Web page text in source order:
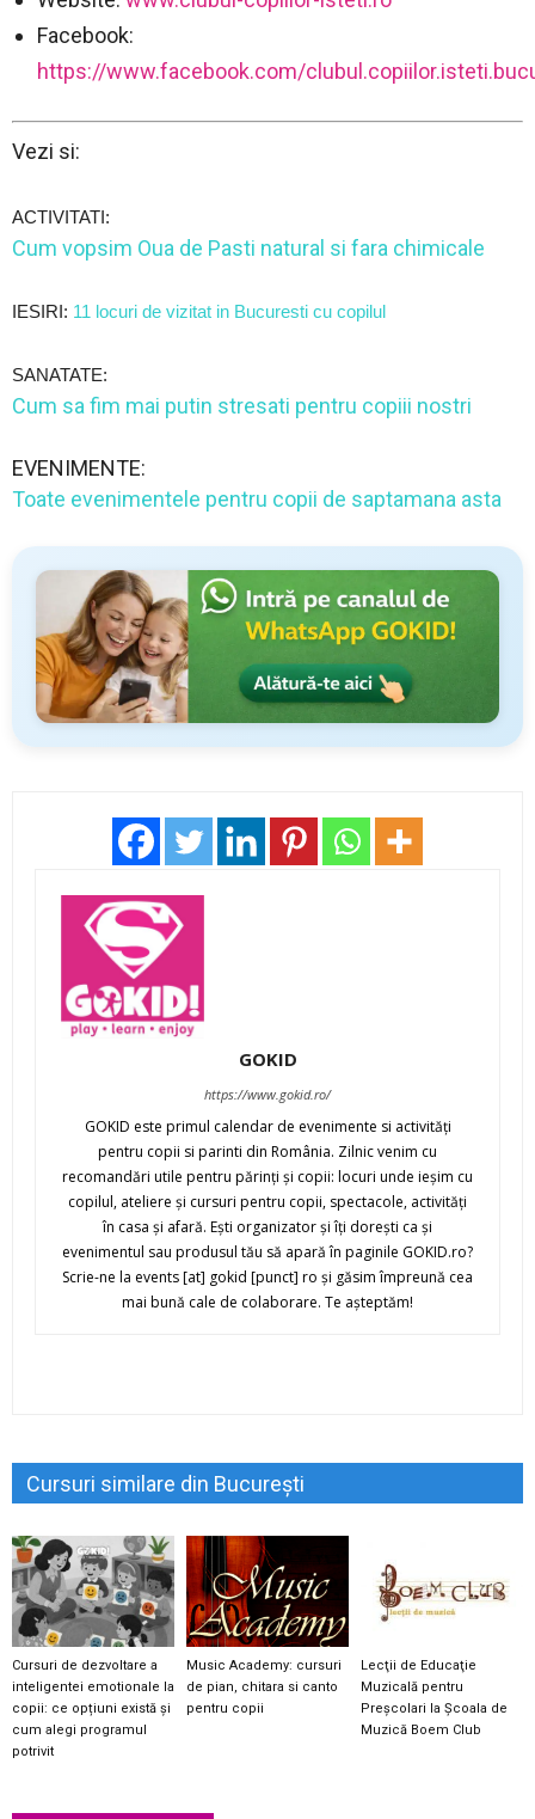
Facebook:
https://www.facebook.com/
Vezi si:
ACTIVITATI:
Cum vopsim Oua de Pasti natural si fara chimicale
IESIRI: 11 locuri de vizitat in Bucuresti cu copilul
SANATATE:
Cum sa fim mai putin stresati pentru copiii nostri
EVENIMENTE:
Toate evenimentele pentru copii de saptamana asta
GOKID
https://www.gokid.ro/
GOKID este primul calendar de evenimente si activităţi
pentru copii si parinti din România. Zilnic venim cu
recomandări utile pentru părinţi şi copii: locuri unde ieşim cu
copilul, ateliere şi cursuri pentru copii, spectacole, activităţi
în casa şi afară. Eşti organizator şi îţi doreşti ca şi
evenimentul sau produsul tău să apară în paginile GOKID.ro?
Scrie-ne la events [at] gokid [punct] ro şi găsim împreună cea
mai bună cale de colaborare. Te aşteptăm!
Cursuri similare din București
Cursuri de dezvoltare a
inteligentei emotionale la
copii: ce opțiuni există și
cum alegi programul
potrivit
Music Academy: cursuri
de pian, chitara si canto
pentru copii
Lecţii de Educaţie
Muzicală pentru
Preşcolari la Şcoala de
Muzică Boem Club